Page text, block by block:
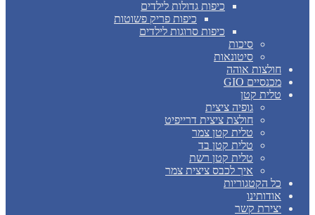
כיפות גדולות לילדים
כיפות פריק פשוטות
כיפות סרוגות לילדים
סיכות
סיטונאות
חולצות אוהה
מכנסיים GIO
טלית קטן
גופיה ציצית
חולצת ציצית דרייפיט
טלית קטן צמר
טלית קטן בד
טלית קטן רשת
איך לכבס ציצית צמר
כל הקטגוריות
אודותינו
יצירת קשר